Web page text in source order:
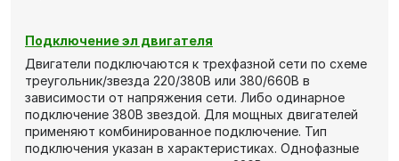
Подключение эл двигателя
Двигатели подключаются к трехфазной сети по схеме
треугольник/звезда 220/380В или 380/660В в
зависимости от напряжения сети. Либо одинарное
подключение 380В звездой. Для мощных двигателей
применяют комбинированное подключение. Тип
подключения указан в характеристиках. Однофазные